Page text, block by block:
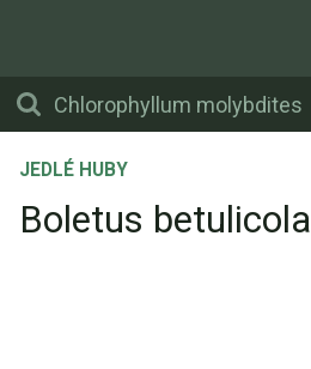
JEDLÉ HUBY
Boletus betulicola